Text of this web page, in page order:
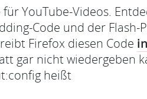
YouTube-Videos.
Code und der Flash-
Firefox diesen Code
gar nicht wiedergeben
heißt